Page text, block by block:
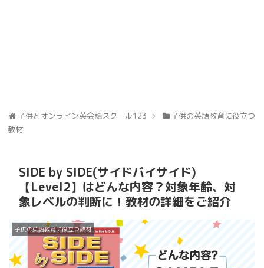
子供とオンライン英会話スクール123
子供の英語教育に役立つ
教材
SIDE by SIDE(サイドバイサイド)
【Level2】はどんな内容？対象年齢、対
象レベルの判断に！教材の詳細をご紹介
子供の英語教育に役立つ教材